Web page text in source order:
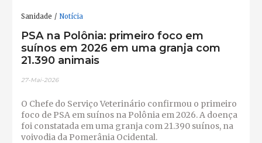
Sanidade Notícia
PSA na Polônia: primeiro foco em
suínos em 2026 em uma granja com
21.390 animais
27-Mai-2026
O Chefe do Serviço Veterinário confirmou o primeiro
foco de PSA em suínos na Polônia em 2026. A doença
foi constatada em uma granja com 21.390 suínos, na
voivodia da Pomerânia Ocidental.